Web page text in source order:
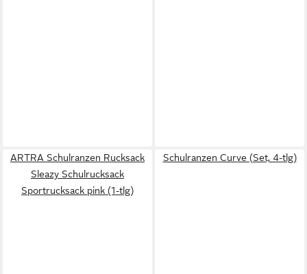
ARTRA Schulranzen Rucksack
Sleazy Schulrucksack
Sportrucksack pink (1-tlg)
Schulranzen Curve (Set, 4-tlg)